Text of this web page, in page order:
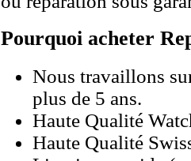
Pourquoi acheter
Nous travaillons
plus de 5 ans.
Haute Qualité
Haute Qualité